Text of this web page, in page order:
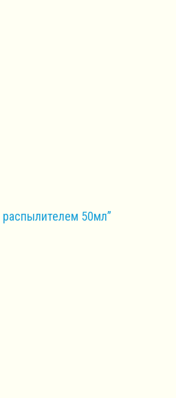
50мл”